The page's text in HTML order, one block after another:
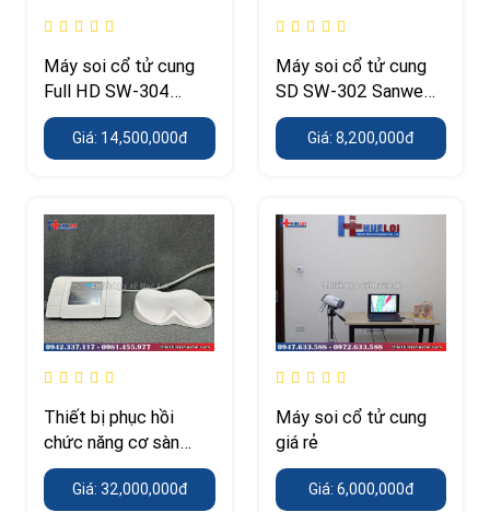
Máy soi cổ tử cung
Full HD SW-304
Sanwe Medical
Giá: 14,500,000đ
Máy soi cổ tử cung
SD SW-302 Sanwe
Medical
Giá: 8,200,000đ
Thiết bị phục hồi
chức năng cơ sàn
chậu PulseMagnet
Pelvic – Sanwe
Giá: 32,000,000đ
Máy soi cổ tử cung
giá rẻ
Giá: 6,000,000đ